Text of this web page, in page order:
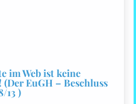
im Web ist keine
EuGH – Beschluss
13 )